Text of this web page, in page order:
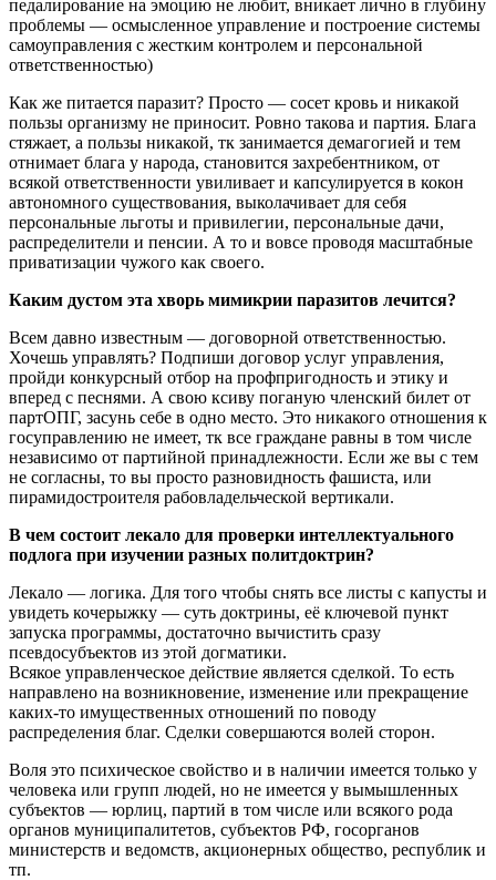
педалирование на эмоцию не любит, вникает лично в глубину
проблемы — осмысленное управление и построение системы
самоуправления с жестким контролем и персональной
ответственностью)
Как же питается паразит? Просто — сосет кровь и никакой
пользы организму не приносит. Ровно такова и партия. Блага
стяжает, а пользы никакой, тк занимается демагогией и тем
отнимает блага у народа, становится захребентником, от
всякой ответственности увиливает и капсулируется в кокон
автономного существования, выколачивает для себя
персональные льготы и привилегии, персональные дачи,
распределители и пенсии. А то и вовсе проводя масштабные
приватизации чужого как своего.
Каким дустом эта хворь мимикрии паразитов лечится?
Всем давно известным — договорной ответственностью.
Хочешь управлять? Подпиши договор услуг управления,
пройди конкурсный отбор на профпригодность и этику и
вперед с песнями. А свою ксиву поганую членский билет от
партОПГ, засунь себе в одно место. Это никакого отношения к
госуправлению не имеет, тк все граждане равны в том числе
независимо от партийной принадлежности. Если же вы с тем
не согласны, то вы просто разновидность фашиста, или
пирамидостроителя рабовладельческой вертикали.
В чем состоит лекало для проверки интеллектуального
подлога при изучении разных политдоктрин?
Лекало — логика. Для того чтобы снять все листы с капусты и
увидеть кочерыжку — суть доктрины, её ключевой пункт
запуска программы, достаточно вычистить сразу
псевдосубъектов из этой догматики.
Всякое управленческое действие является сделкой. То есть
направлено на возникновение, изменение или прекращение
каких-то имущественных отношений по поводу
распределения благ. Сделки совершаются волей сторон.
Воля это психическое свойство и в наличии имеется только у
человека или групп людей, но не имеется у вымышленных
субъектов — юрлиц, партий в том числе или всякого рода
органов муниципалитетов, субъектов РФ, госорганов
министерств и ведомств, акционерных общество, республик и
тп.